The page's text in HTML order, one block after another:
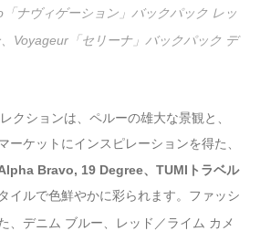
「ナヴィゲーション」バックパック レッ
Voyageur「セリーナ」バックパック デ
クションは、ペルーの雄大な景観と、
ーケットにインスピレーションを得た、
Bravo, 19 Degree、TUMIトラベル
イルで色鮮やかに彩られます。ファッシ
、デニム ブルー、レッド／ライム カメ